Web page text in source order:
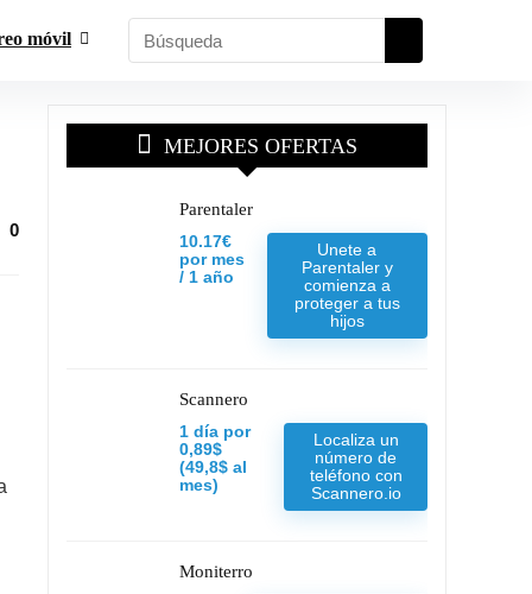
móvil
0
MEJORES OFERTAS
Parentaler
10.17€
por mes
/ 1 año
Unete a
Parentaler y
comienza a
proteger a tus
hijos
Scannero
1 día por
0,89$
(49,8$ al
mes)
Localiza un
número de
teléfono con
Scannero.io
Moniterro